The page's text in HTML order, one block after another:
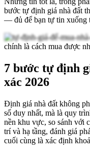
bước tự định giá nhà đất
— đủ để bạn tự tin xuống
chính là cách mua được
7 bước tự định
xác 2026
Định giá nhà đất không
số duy nhất, mà là quy
nền khu vực, so sánh với
trí và hạ tầng, đánh giá
cuối cùng là xác định